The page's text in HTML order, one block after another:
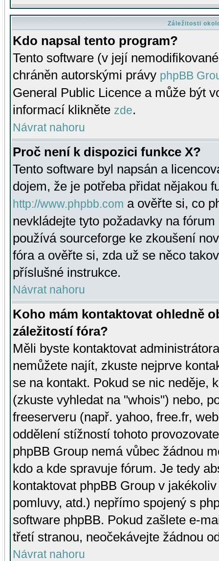
Záležitosti
Kdo napsal tento program?
Tento software (v její
chráněn autorskými právy phpBB
General Public Licence a může být
informací klikněte zde.
Návrat nahoru
Proč není k dispozici funkce X?
Tento software byl napsán a
dojem, že je potřeba přidat nějakou
http://www.phpbb.com a ověřte si, co
nevkládejte tyto požadavky na
používá sourceforge ke zkoušení
fóra a ověřte si, zda už se něco
příslušné instrukce.
Návrat nahoru
Koho mám kontaktovat ohledně
záležitostí fóra?
Měli byste kontaktovat
nemůžete najít, zkuste nejprve
se na kontakt. Pokud se nic neděje,
(zkuste vyhledat na "whois") nebo,
freeserveru (např. yahoo, free.fr,
oddělení stížností tohoto
phpBB Group nemá vůbec žádnou
kdo a kde spravuje fórum. Je tedy
kontaktovat phpBB Group v
pomluvy, atd.) nepřímo spojený s
software phpBB. Pokud zašlete e-
třetí stranou, neočekávejte žádnou
Návrat nahoru